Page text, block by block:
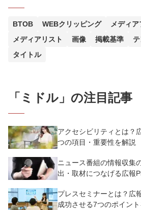
BTOB WEBクリッピング メディア
メディアリスト
画像 掲載基準
タイトル
「 ミドル 」の注目記事
アクセシビリティとは？
つの項目・重要性を解説
ニュース番組の情報収集
出・取材につなげる広報
プレスセミナーとは？広
成功させる7つのポイント